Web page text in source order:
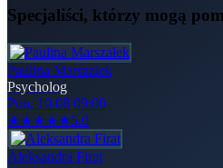
Specjaliści, którzy mogą
Paulina Marszałek
Psycholog
Pon, 10.08 09:00
★★★★★5.0
Aleksandra Firat